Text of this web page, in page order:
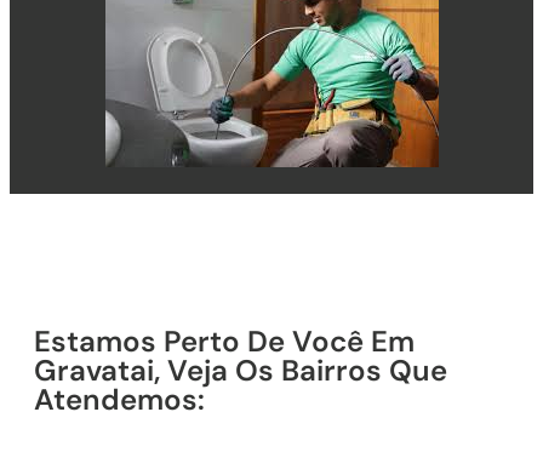
Estamos Perto De Você Em
Gravatai, Veja Os Bairros Que
Atendemos: